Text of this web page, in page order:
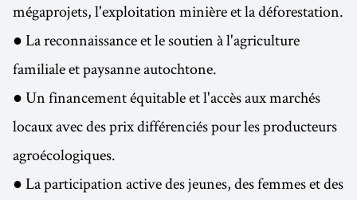
mégaprojets, l'exploitation minière et la déforestation.
● La reconnaissance et le soutien à l'agriculture
familiale et paysanne autochtone.
● Un financement équitable et l'accès aux marchés
locaux avec des prix différenciés pour les producteurs
agroécologiques.
● La participation active des jeunes, des femmes et des